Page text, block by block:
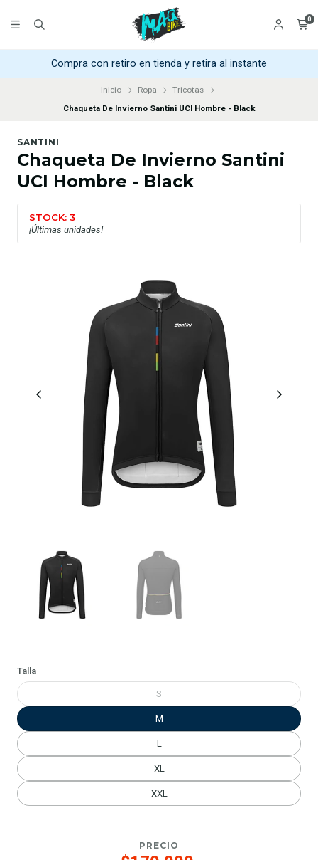
0
Compra con retiro en tienda y retira al instante
Inicio Ropa
Tricotas
Chaqueta De Invierno Santini UCI Hombre - Black
SANTINI
Chaqueta De Invierno Santini
UCI Hombre - Black
STOCK: 3
¡Últimas unidades!
Talla
S
M
L
XL
XXL
PRECIO